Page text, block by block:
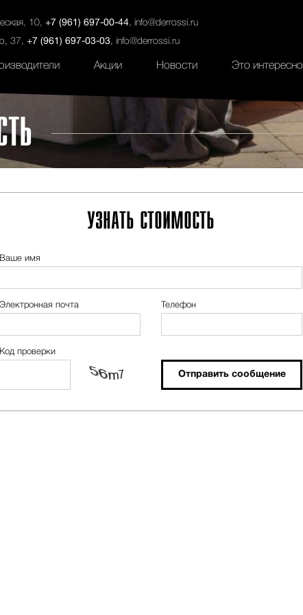
10, +7 (961) 697-00-44, info@derrossi.ru
37, +7 (961) 697-03-03, info@derrossi.ru
Салоны Услуги Наши проекты
Акции Новости Это интересно
УЗНАТЬ СТОИМОСТЬ
Ваше имя
Электронная почта Телефон
Код проверки
Отправить сообщение